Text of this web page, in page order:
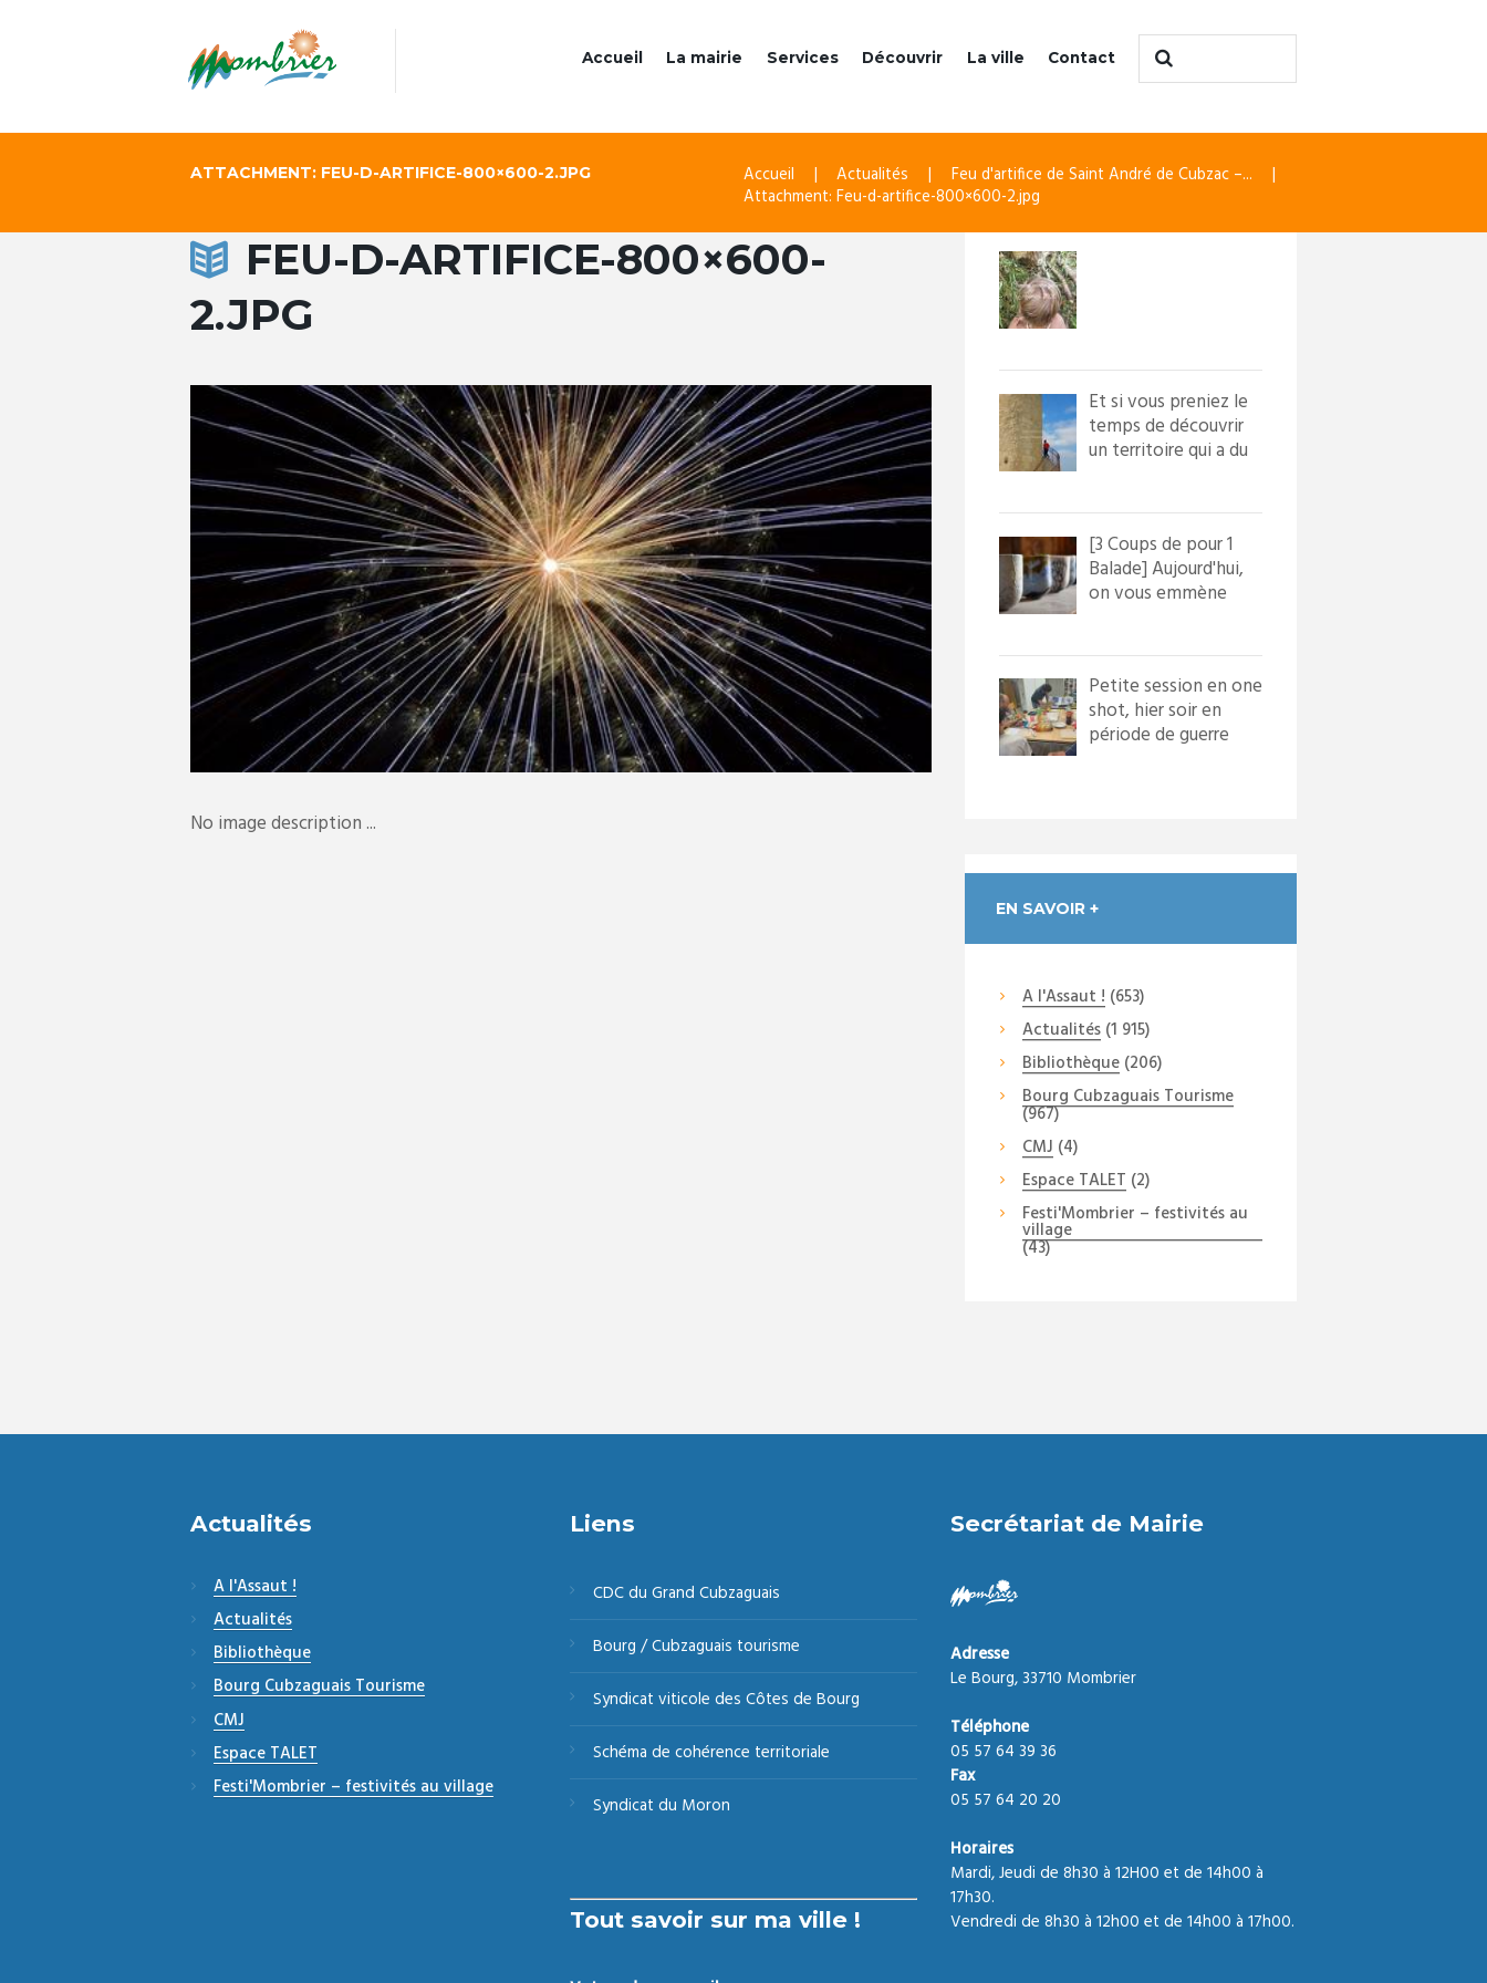
Accueil La mairie Services Découvrir La ville Contact
ATTACHMENT: FEU-D-ARTIFICE-800×600-2.JPG Accueil Actualités
Feu d'artifice de Saint André de Cubzac –...
Attachment: Feu-d-artifice-800×600-2.jpg
FEU-D-ARTIFICE-800×600-
2.JPG
No image description ...
Et si vous preniez le
temps de découvrir
un territoire qui a du
[3 Coups de pour 1
Balade] Aujourd'hui,
on vous emmène
Petite session en one
shot, hier soir en
période de guerre
EN SAVOIR +
A l'Assaut ! (653)
Actualités(1 915)
Bibliothèque(206)
Bourg Cubzaguais Tourisme
(967)
CMJ (4)
Espace TALET (2)
Festi'Mombrier – festivités au
village
(43)
Actualités
A l'Assaut !
Actualités
Bibliothèque
Bourg Cubzaguais Tourisme
CMJ
Espace TALET
Festi'Mombrier – festivités au village
Liens
CDC du Grand Cubzaguais
Bourg / Cubzaguais tourisme
Syndicat viticole des Côtes de Bourg
Schéma de cohérence territoriale
Syndicat du Moron
Tout savoir sur ma ville !
Secrétariat de Mairie
Adresse
Le Bourg, 33710 Mombrier
Téléphone
05 57 64 39 36
Fax
05 57 64 20 20
Horaires
Mardi, Jeudi de 8h30 à 12H00 et de 14h00 à
17h30.
Vendredi de 8h30 à 12h00 et de 14h00 à 17h00.